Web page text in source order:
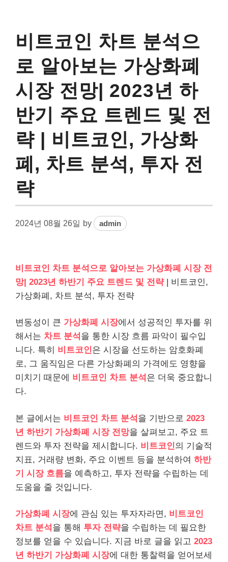
비트코인 차트 분석으
로 알아보는 가상화폐
시장 전망| 2023년 하
반기 주요 트렌드 및 전
략 | 비트코인, 가상화
폐, 차트 분석, 투자 전
략
2024년 08월 26일 by admin
비트코인 차트 분석으로 알아보는 가상화폐 시장 전
망| 2023년 하반기 주요 트렌드 및 전략| 비트코인,
가상화폐, 차트 분석, 투자 전략
변동성이 큰 가상화폐 시장에서 성공적인 투자를 위
해서는 차트 분석 을 통한 시장 흐름 파악이 필수입
니다. 특히 비트코인은 시장을 선도하는 암호화폐
로, 그 움직임은 다른 가상화폐의 가격에도 영향을
미치기 때문에 비트코인 차트 분석 은 더욱 중요합니
다.
본 글에서는 비트코인 차트 분석 을 기반으로 2023
년 하반기 가상화폐 시장 전망을 살펴보고, 주요 트
렌드와 투자 전략을 제시합니다. 비트코인의 기술적
지표, 거래량 변화, 주요 이벤트 등을 분석하여 하반
기 시장 흐름을 예측하고, 투자 전략을 수립하는 데
도움을 줄 것입니다.
가상화폐 시장에 관심 있는 투자자라면, 비트코인
차트 분석 을 통해 투자 전략을 수립하는 데 필요한
정보를 얻을 수 있습니다. 지금 바로 글을 읽고 2023
년 하반기 가상화폐 시장에 대한 통찰력을 얻어보세